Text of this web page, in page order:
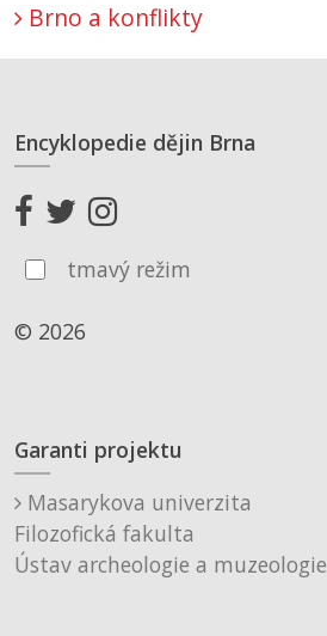
Brno a konflikty
Encyklopedie dějin Brna
tmavý režim
© 2026
Garanti projektu
Masarykova univerzita
Filozofická fakulta
Ústav archeologie a muzeologie